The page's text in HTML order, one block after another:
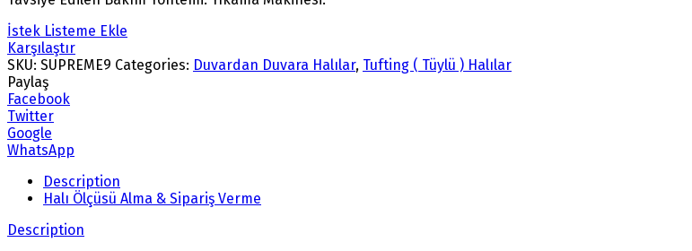
İstek Listeme Ekle
Karşılaştır
SKU: SUPREME9 Categories: Duvardan Duvara Halılar, Tufting ( Tüylü ) Halılar
Paylaş
Facebook
Twitter
Google
WhatsApp
Description
Halı Ölçüsü Alma & Sipariş Verme
Description